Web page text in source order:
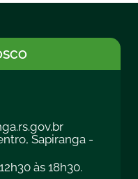
Sapiranga -
às 18h30.